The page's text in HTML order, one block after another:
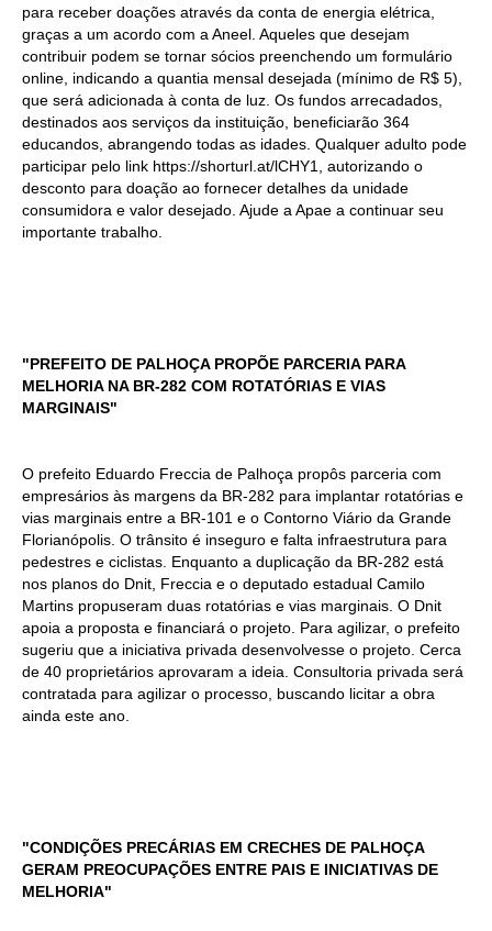
para receber doações através da conta de energia elétrica,
graças a um acordo com a Aneel. Aqueles que desejam
contribuir podem se tornar sócios preenchendo um formulário
online, indicando a quantia mensal desejada (mínimo de R$ 5),
que será adicionada à conta de luz. Os fundos arrecadados,
destinados aos serviços da instituição, beneficiarão 364
educandos, abrangendo todas as idades. Qualquer adulto pode
participar pelo link https://shorturl.at/lCHY1, autorizando o
desconto para doação ao fornecer detalhes da unidade
consumidora e valor desejado. Ajude a Apae a continuar seu
importante trabalho.
"PREFEITO DE PALHOÇA PROPÕE PARCERIA PARA
MELHORIA NA BR-282 COM ROTATÓRIAS E VIAS
MARGINAIS"
O prefeito Eduardo Freccia de Palhoça propôs parceria com
empresários às margens da BR-282 para implantar rotatórias e
vias marginais entre a BR-101 e o Contorno Viário da Grande
Florianópolis. O trânsito é inseguro e falta infraestrutura para
pedestres e ciclistas. Enquanto a duplicação da BR-282 está
nos planos do Dnit, Freccia e o deputado estadual Camilo
Martins propuseram duas rotatórias e vias marginais. O Dnit
apoia a proposta e financiará o projeto. Para agilizar, o prefeito
sugeriu que a iniciativa privada desenvolvesse o projeto. Cerca
de 40 proprietários aprovaram a ideia. Consultoria privada será
contratada para agilizar o processo, buscando licitar a obra
ainda este ano.
"CONDIÇÕES PRECÁRIAS EM CRECHES DE PALHOÇA
GERAM PREOCUPAÇÕES ENTRE PAIS E INICIATIVAS DE
MELHORIA"